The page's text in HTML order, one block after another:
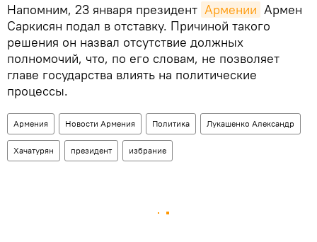
Напомним, 23 января президент Армении Армен
Саркисян подал в отставку. Причиной такого
решения он назвал отсутствие должных
полномочий, что, по его словам, не позволяет
главе государства влиять на политические
процессы.
Армения Новости Армения Политика Лукашенко Александр
Хачатурян президент избрание